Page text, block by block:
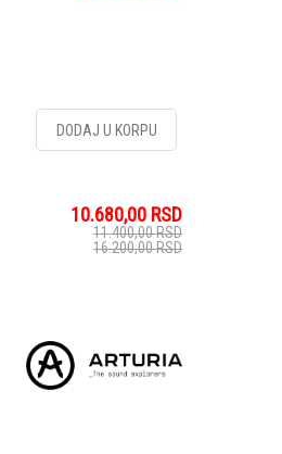
DODAJ U KORPU
10.680,00 RSD
11.400,00RSD
16.200,00RSD